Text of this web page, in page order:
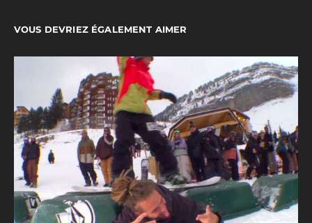
VOUS DEVRIEZ ÉGALEMENT AIMER